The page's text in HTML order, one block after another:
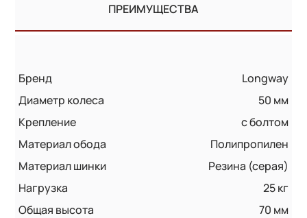
ПРЕИМУЩЕСТВА
Бренд
Longway
Диаметр колеса
50 мм
Крепление
с болтом
Материал обода
Полипропилен
Материал шинки
Резина (серая)
Нагрузка
25 кг
Общая высота
70 мм